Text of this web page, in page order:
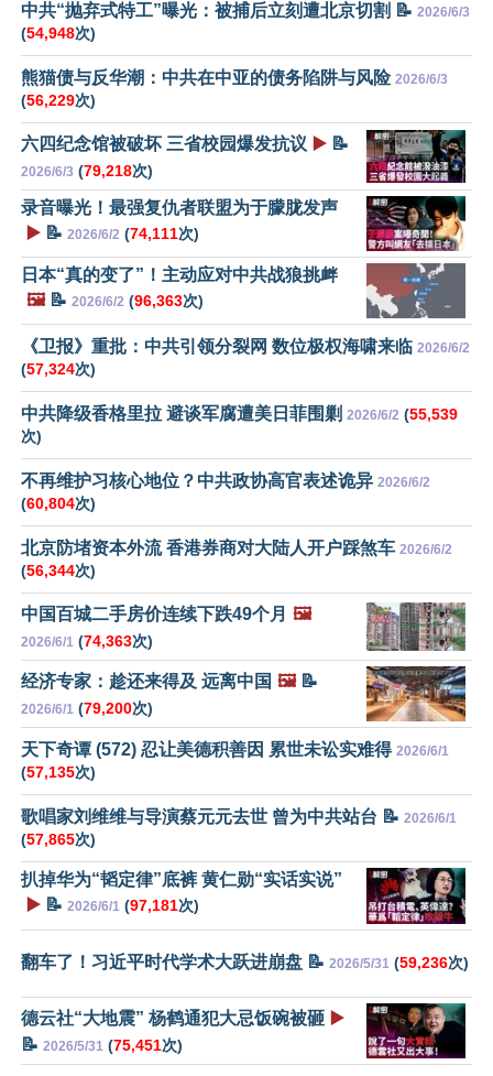
中共“抛弃式特工”曝光：被捕后立刻遭北京切割 📝 2026/6/3
(54,948次)
熊猫债与反华潮：中共在中亚的债务陷阱与风险 2026/6/3
(56,229次)
六四纪念馆被破坏 三省校园爆发抗议 ▶️ 📝
2026/6/3 (79,218次)
录音曝光！最强复仇者联盟为于朦胧发声
▶️ 📝 2026/6/2 (74,111次)
日本“真的变了”！主动应对中共战狼挑衅
🖼️📝 2026/6/2 (96,363次)
《卫报》重批：中共引领分裂网 数位极权海啸来临 2026/6/2
(57,324次)
中共降级香格里拉 避谈军腐遭美日菲围剿 2026/6/2 (55,539
次)
不再维护习核心地位？中共政协高官表述诡异 2026/6/2
(60,804次)
北京防堵资本外流 香港券商对大陆人开户踩煞车 2026/6/2
(56,344次)
中国百城二手房价连续下跌49个月 🖼️
2026/6/1 (74,363次)
经济专家：趁还来得及 远离中国 🖼️📝
2026/6/1 (79,200次)
天下奇谭 (572) 忍让美德积善因 累世未讼实难得 2026/6/1
(57,135次)
歌唱家刘维维与导演蔡元元去世 曾为中共站台 📝 2026/6/1
(57,865次)
扒掉华为“韬定律”底裤 黄仁勋“实话实说”
▶️ 📝 2026/6/1 (97,181次)
翻车了！习近平时代学术大跃进崩盘 📝 2026/5/31 (59,236次)
德云社“大地震” 杨鹤通犯大忌饭碗被砸 ▶️
📝 2026/5/31 (75,451次)